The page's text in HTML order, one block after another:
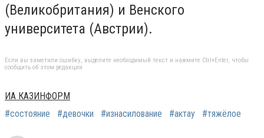
(Великобритания) и Венского
университета (Австрии).
Если вы заметили ошибку, выделите необходимый текст и нажмите Ctrl+Enter, чтобы
сообщить об этом редакции
ИА КАЗИНФОРМ
#состояние
#девочки #изнасилование #актау #тяжёлое